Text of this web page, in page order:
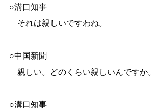
○溝口知事
それは親しいですわね。
○中国新聞
親しい。どのくらい親しいんですか。
○溝口知事